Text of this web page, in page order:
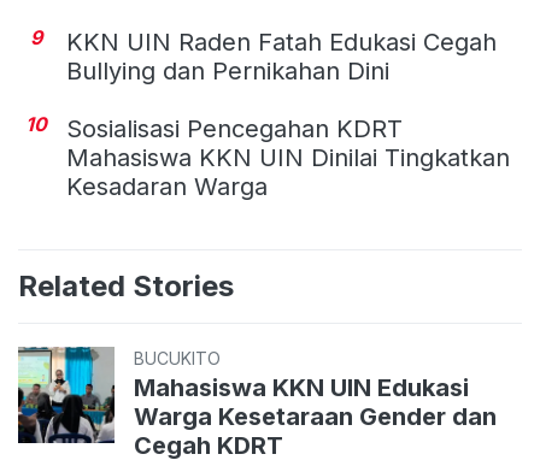
9
KKN UIN Raden Fatah Edukasi Cegah
Bullying dan Pernikahan Dini
10
Sosialisasi Pencegahan KDRT
Mahasiswa KKN UIN Dinilai Tingkatkan
Kesadaran Warga
Related Stories
BUCUKITO
Mahasiswa KKN UIN Edukasi
Warga Kesetaraan Gender dan
Cegah KDRT